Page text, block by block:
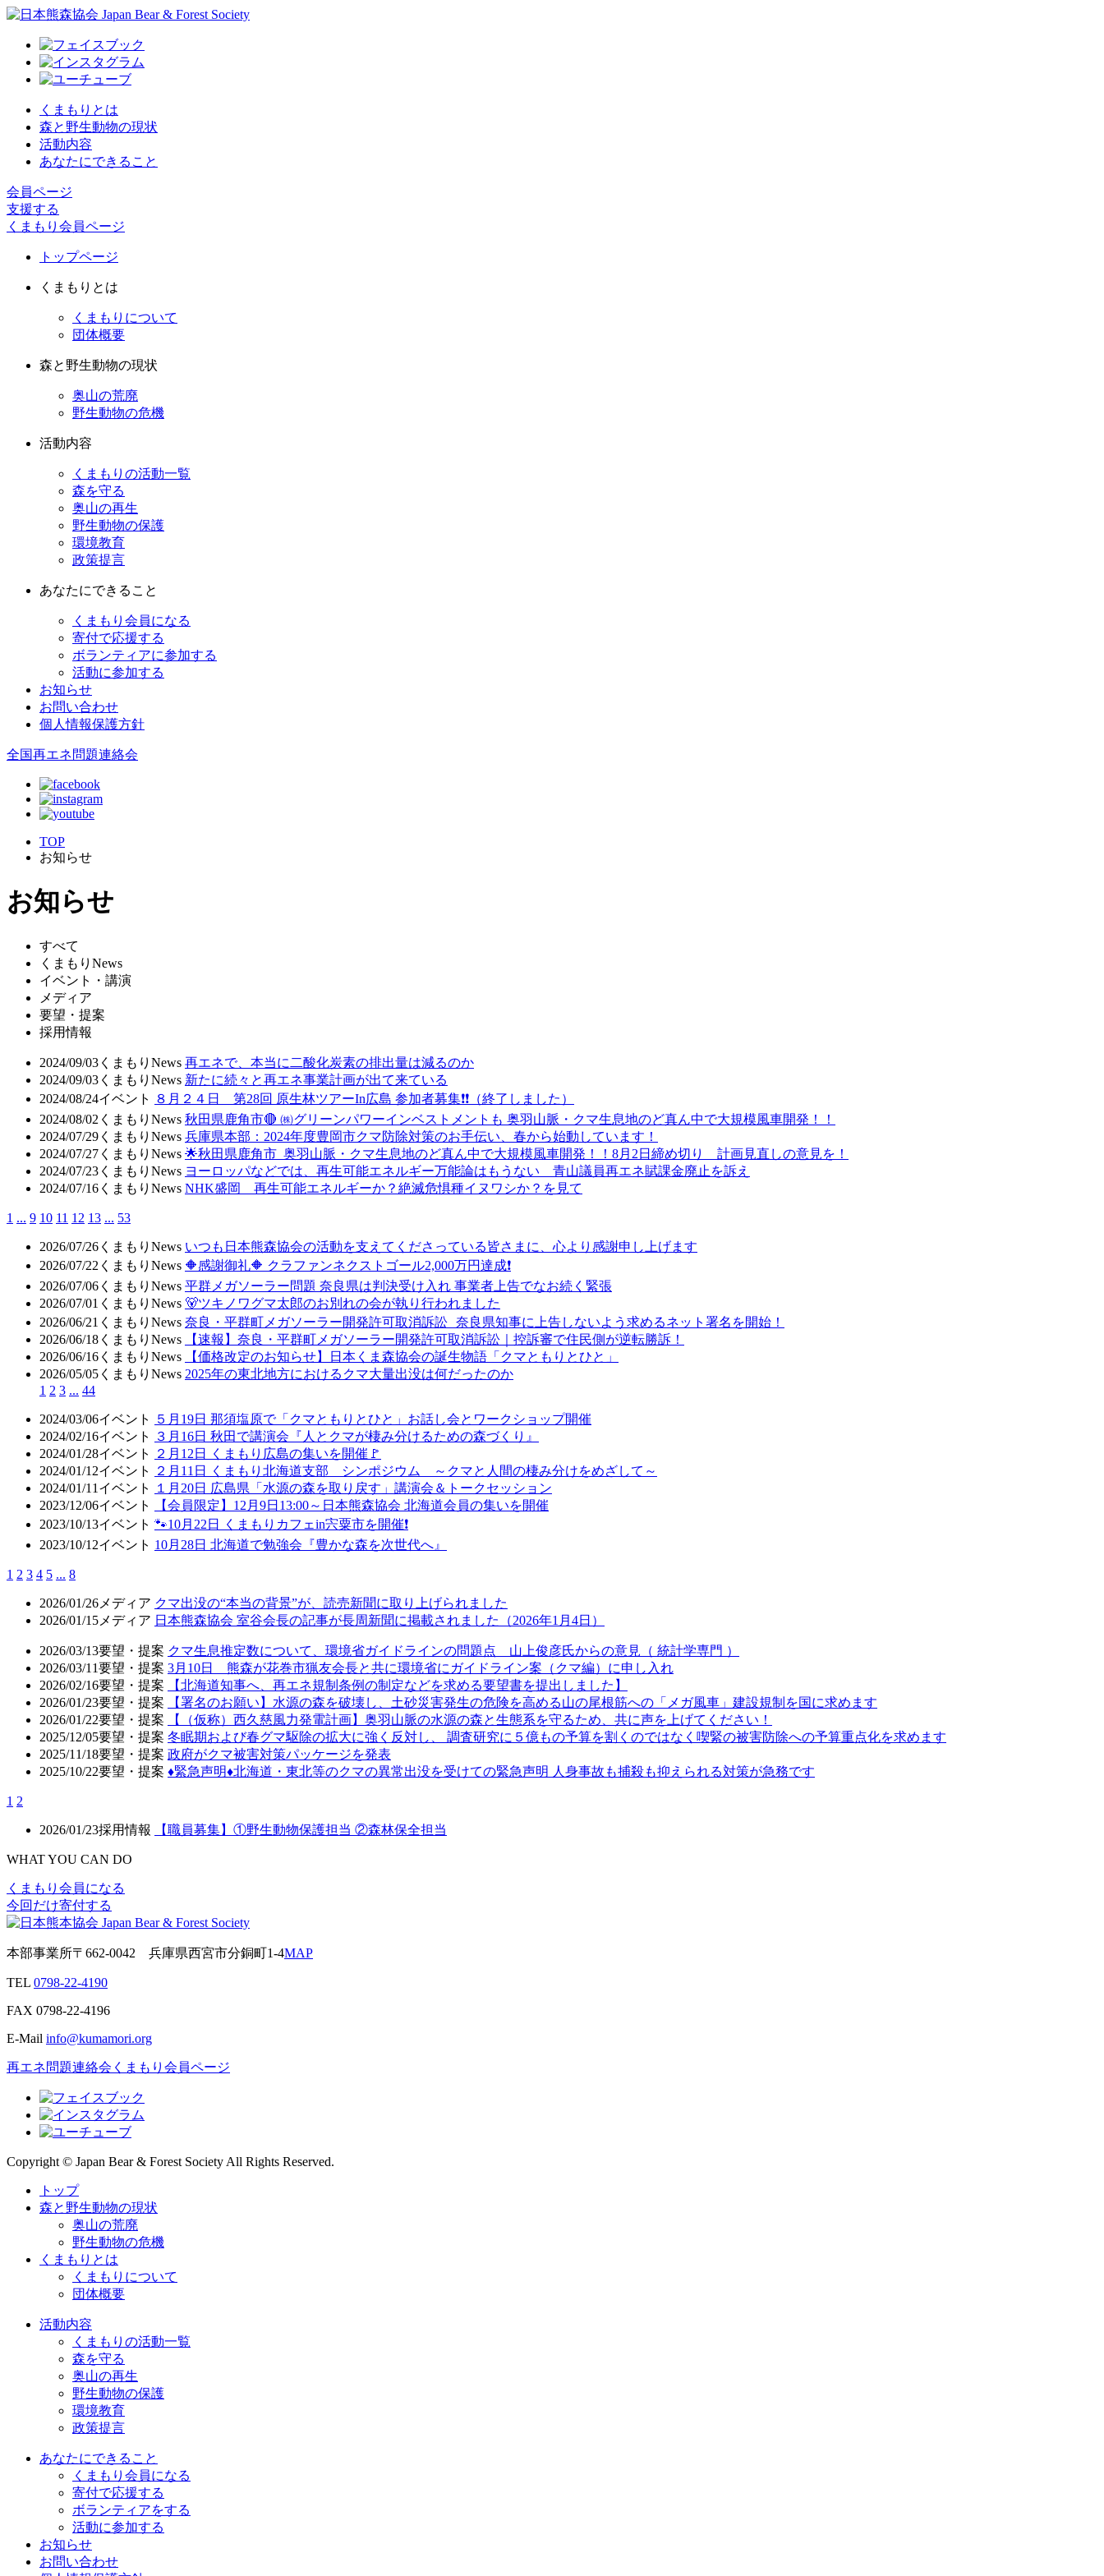
くまもりとは
森と野生動物の現状
活動内容
あなたにできること
会員ページ
支援する
くまもり会員ページ
トップページ
くまもりとは
くまもりについて
団体概要
森と野生動物の現状
奥山の荒廃
野生動物の危機
活動内容
くまもりの活動一覧
森を守る
奥山の再生
野生動物の保護
環境教育
政策提言
あなたにできること
くまもり会員になる
寄付で応援する
ボランティアに参加する
活動に参加する
お知らせ
お問い合わせ
個人情報保護方針
全国再エネ問題連絡会
TOP
お知らせ
お知らせ
すべて
くまもりNews
イベント・講演
メディア
要望・提案
採用情報
2024/09/03 くまもりNews 再エネで、本当に二酸化炭素の排出量は減るのか
2024/09/03 くまもりNews 新たに続々と再エネ事業計画が出て来ている
2024/08/24イベント
８月２４日 第28回 原生林ツアーIn広島 参加者募集❗❗（終了しました）
2024/08/02 くまもりNews 秋田県鹿角市🔴 ㈱グリーンパワーインベストメントも 奥羽山脈・クマ生息地のど真ん中で大規模風車開発！！
2024/07/29 くまもりNews 兵庫県本部：2024年度豊岡市クマ防除対策のお手伝い、春から始動しています！
2024/07/27 くまもりNews 🌟秋田県鹿角市 奥羽山脈・クマ生息地のど真ん中で大規模風車開発！！8月2日締め切り 計画見直しの意見を！
2024/07/23 くまもりNews ヨーロッパなどでは、再生可能エネルギー万能論はもうない 青山議員再エネ賦課金廃止を訴え
2024/07/16 くまもりNews NHK盛岡 再生可能エネルギーか？絶滅危惧種イヌワシか？を見て
1 ... 9 10 11 12 13 ... 53
2026/07/26 くまもりNews いつも日本熊森協会の活動を支えてくださっている皆さまに、心より感謝申し上げます
2026/07/22 くまもりNews 🔶感謝御礼🔶 クラファンネクストゴール2,000万円達成❗
2026/07/06 くまもりNews 平群メガソーラー問題 奈良県は判決受け入れ 事業者上告でなお続く緊張
2026/07/01 くまもりNews 🐻ツキノワグマ太郎のお別れの会が執り行われました
2026/06/21 くまもりNews 奈良・平群町メガソーラー開発許可取消訴訟 奈良県知事に上告しないよう求めるネット署名を開始！
2026/06/18 くまもりNews
【速報】奈良・平群町メガソーラー開発許可取消訴訟｜控訴審で住民側が逆転勝訴！
2026/06/16 くまもりNews
【価格改定のお知らせ】日本くま森協会の誕生物語「クマともりとひと」
2026/05/05 くまもりNews 2025年の東北地方におけるクマ大量出没は何だったのか
1 2 3 ... 44
2024/03/06イベント
５月19日 那須塩原で「クマともりとひと」お話し会とワークショップ開催
2024/02/16イベント
３月16日 秋田で講演会『人とクマが棲み分けるための森づくり』
2024/01/28イベント
２月12日 くまもり広島の集いを開催🚩
2024/01/12イベント
２月11日 くまもり北海道支部 シンポジウム ～クマと人間の棲み分けをめざして～
2024/01/11 イベント
１月20日 広島県「水源の森を取り戻す」講演会＆トークセッション
2023/12/06イベント
【会員限定】12月9日13:00～日本熊森協会 北海道会員の集いを開催
2023/10/13イベント 🐾10月22日 くまもりカフェin宍粟市を開催❗
2023/10/12イベント 10月28日 北海道で勉強会『豊かな森を次世代へ』
1 2 3 4 5 ... 8
2026/01/26 メディア クマ出没の“本当の背景”が、読売新聞に取り上げられました
2026/01/15 メディア 日本熊森協会 室谷会長の記事が長周新聞に掲載されました（2026年1月4日）
2026/03/13要望・提案 クマ生息推定数について、環境省ガイドラインの問題点 山上俊彦氏からの意見（ 統計学専門 ）
2026/03/11要望・提案 3月10日 熊森が花巻市猟友会長と共に環境省にガイドライン案（クマ編）に申し入れ
2026/02/16要望・提案
【北海道知事へ、再エネ規制条例の制定などを求める要望書を提出しました】
2026/01/23要望・提案
【署名のお願い】水源の森を破壊し、土砂災害発生の危険を高める山の尾根筋への「メガ風車」建設規制を国に求めます
2026/01/22要望・提案
【（仮称）西久慈風力発電計画】奥羽山脈の水源の森と生態系を守るため、共に声を上げてください！
2025/12/05要望・提案 冬眠期および春グマ駆除の拡大に強く反対し、 調査研究に５億もの予算を割くのではなく喫緊の被害防除への予算重点化を求めます
2025/11/18要望・提案 政府がクマ被害対策パッケージを発表
2025/10/22要望・提案 ♦️緊急声明♦️北海道・東北等のクマの異常出没を受けての緊急声明 人身事故も捕殺も抑えられる対策が急務です
1 2
2026/01/23採用情報 【職員募集】①野生動物保護担当 ②森林保全担当
WHAT YOU CAN DO
くまもり会員になる
今回だけ寄付する
本部事業所〒662-0042 兵庫県西宮市分銅町1-4MAP
TEL 0798-22-4190
FAX 0798-22-4196
E-Mail info@kumamori.org
再エネ問題連絡会 くまもり会員ページ
Copyright © Japan Bear & Forest Society All Rights Reserved.
トップ
森と野生動物の現状
奥山の荒廃
野生動物の危機
くまもりとは
くまもりについて
団体概要
活動内容
くまもりの活動一覧
森を守る
奥山の再生
野生動物の保護
環境教育
政策提言
あなたにできること
くまもり会員になる
寄付で応援する
ボランティアをする
活動に参加する
お知らせ
お問い合わせ